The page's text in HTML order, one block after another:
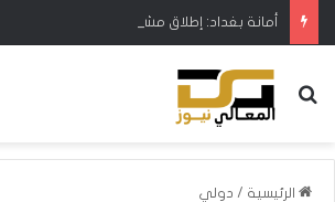
بحث عن
الرئيسية / دولي